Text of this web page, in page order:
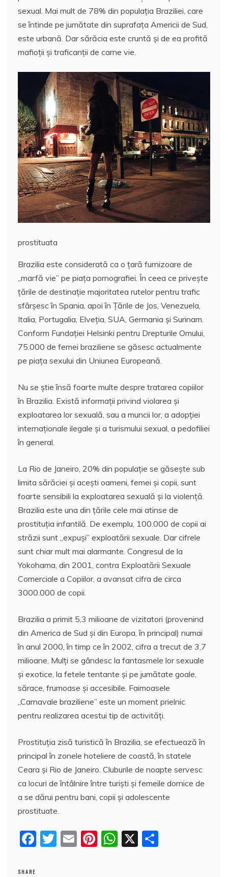
sexual. Mai mult de 78% din populaţia Braziliei, care
se întinde pe jumătate din suprafaţa Americii de Sud,
este urbană. Dar sărăcia este cruntă şi de ea profită
mafioţii şi traficanţii de carne vie.
prostituata
Brazilia este considerată ca o ţară furnizoare de
„marfă vie” pe piaţa pornografiei. În ceea ce priveşte
ţările de destinaţie majoritatea rutelor pentru trafic
sfârşesc în Spania, apoi în Ţările de Jos, Venezuela,
Italia, Portugalia, Elveţia, SUA, Germania şi Surinam.
Conform Fundaţiei Helsinki pentru Drepturile Omului,
75.000 de femei braziliene se găsesc actualmente
pe piaţa sexului din Uniunea Europeană.
Nu se ştie însă foarte multe despre tratarea copiilor
în Brazilia. Există informaţii privind violarea şi
exploatarea lor sexuală, sau a muncii lor, a adopţiei
internaţionale ilegale şi a turismului sexual, a pedofiliei
în general.
La Rio de Janeiro, 20% din populaţie se găseşte sub
limita sărăciei şi aceşti oameni, femei şi copii, sunt
foarte sensibili la exploatarea sexuală şi la violenţă.
Brazilia este una din ţările cele mai atinse de
prostituţia infantilă. De exemplu, 100.000 de copii ai
străzii sunt „expuşi” exploatării sexuale. Dar cifrele
sunt chiar mult mai alarmante. Congresul de la
Yokohama, din 2001, contra Exploatării Sexuale
Comerciale a Copiilor, a avansat cifra de circa
3000.000 de copii.
Brazilia a primit 5,3 milioane de vizitatori (provenind
din America de Sud şi din Europa, în principal) numai
în anul 2000, în timp ce în 2002, cifra a trecut de 3,7
milioane. Mulţi se gândesc la fantasmele lor sexuale
şi exotice, la fetele tentante şi pe jumătate goale,
sărace, frumoase şi accesibile. Faimoasele
„Carnavale braziliene” este un moment prielnic
pentru realizarea acestui tip de activităţi.
Prostituţia zisă turistică în Brazilia, se efectuează în
principal în zonele hoteliere de coastă, în statele
Ceara şi Rio de Janeiro. Cluburile de noapte servesc
ca locuri de întâlnire între turişti şi femeile dornice de
a se dărui pentru bani, copii şi adolescente
prostituate.
F
T
E
Pi W X
SHARE